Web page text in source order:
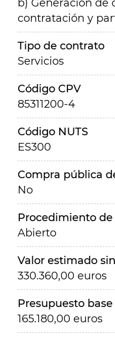
b) Generación de
contratación y
Tipo de contrato
Servicios
Código CPV
85311200-4
Código NUTS
ES300
Compra pública
No
Procedimiento
Abierto
Valor estimado
330.360,00 euros
Presupuesto
165.180,00 euros